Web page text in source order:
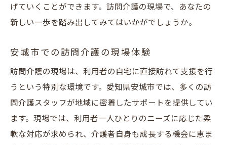
げていくことができます。訪問介護の現場で、あなたの
新しい一歩を踏み出してみてはいかがでしょうか。
安城市での訪問介護の現場体験
訪問介護の現場は、利用者の自宅に直接訪れて支援を行
うという特別な環境です。愛知県安城市では、多くの訪
問介護スタッフが地域に密着したサポートを提供してい
ます。現場では、利用者一人ひとりのニーズに応じた柔
軟な対応が求められ、介護者自身も成長する機会に恵ま